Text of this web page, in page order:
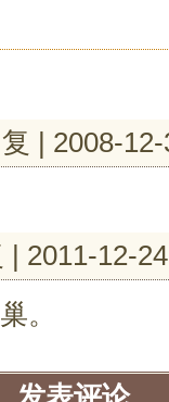
| 2008-
| 2011-12-
。